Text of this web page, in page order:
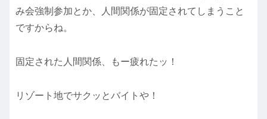
み会強制参加とか、人間関係が固定されてしまうこと
ですからね。
固定された人間関係、もー疲れたッ！
リゾート地でサクッとバイトや！